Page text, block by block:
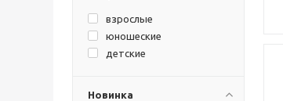
взрослые
юношеские
детские
Новинка